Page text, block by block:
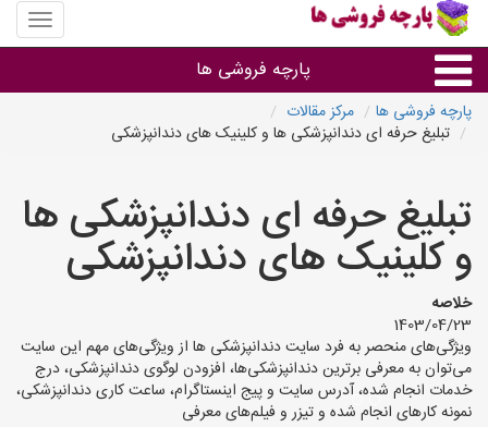
منوی
سایت
فروشی
پارچه فروشی ها
پارچه براساس جنس
پارچه براساس رنگ طرح و کاربرد
پارچه فروشی های هر شهر
پارچه فروشی ها
مرکز مقالات
تبلیغ حرفه ای دندانپزشکی ها و کلینیک های دندانپزشکی
تبلیغ حرفه ای دندانپزشکی ها
و کلینیک های دندانپزشکی
خلاصه
1403/04/23
ویژگی‌های منحصر به فرد سایت دندانپزشکی ها از ویژگی‌های مهم این سایت
می‌توان به معرفی برترین دندانپزشکی‌ها، افزودن لوگوی دندانپزشکی، درج
خدمات انجام شده، آدرس سایت و پیج اینستاگرام، ساعت کاری دندانپزشکی،
نمونه کارهای انجام شده و تیزر و فیلم‌های معرفی